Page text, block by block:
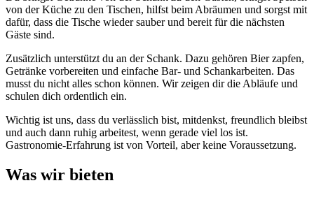
von der Küche zu den Tischen, hilfst beim Abräumen und sorgst mit
dafür, dass die Tische wieder sauber und bereit für die nächsten
Gäste sind.
Zusätzlich unterstützt du an der Schank. Dazu gehören Bier zapfen,
Getränke vorbereiten und einfache Bar- und Schankarbeiten. Das
musst du nicht alles schon können. Wir zeigen dir die Abläufe und
schulen dich ordentlich ein.
Wichtig ist uns, dass du verlässlich bist, mitdenkst, freundlich bleibst
und auch dann ruhig arbeitest, wenn gerade viel los ist.
Gastronomie-Erfahrung ist von Vorteil, aber keine Voraussetzung.
Was wir bieten